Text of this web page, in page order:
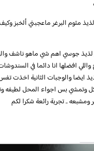
لذيذ مثوم البرغر ماعجبني ألخبز
جوسي اهم شي ماهو ناشف
افضلها انا دائما في
والوجبات الثانية اخذت تفس
وتمشي بس اجواء المحل
.. تجربة رائعة شكرا لكم